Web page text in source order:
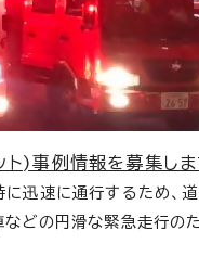
ト)事例情報を募集しま
迅速に通行するため、
どの円滑な緊急走行の